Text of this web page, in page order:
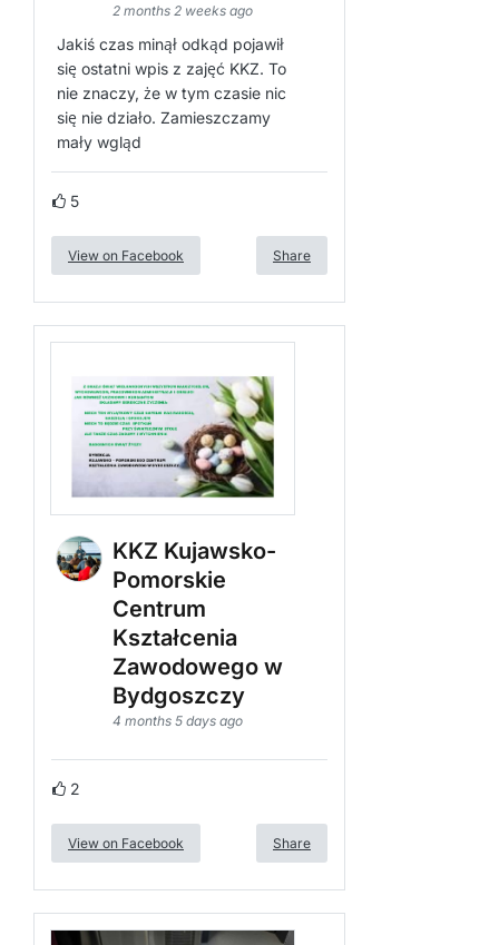
2 months 2 weeks ago
Jakiś czas minął odkąd pojawił
się ostatni wpis z zajęć KKZ. To
nie znaczy, że w tym czasie nic
się nie działo. Zamieszczamy
mały wgląd
5
View on Facebook Share
KKZ Kujawsko-
Pomorskie
Centrum
Kształcenia
Zawodowego w
Bydgoszczy
4 months 5 days ago
2
View on Facebook Share